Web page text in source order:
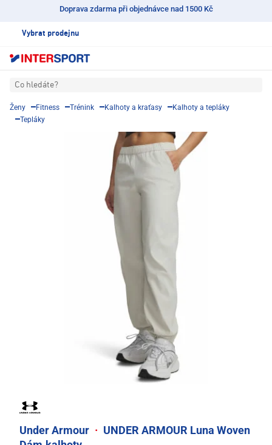
Doprava zdarma při objednávce nad 1500 Kč
Vybrat prodejnu
Co hledáte?
Ženy Fitness Trénink Kalhoty a kraťasy
Kalhoty a tepláky
Tepláky
Under Armour · UNDER ARMOUR Luna Woven